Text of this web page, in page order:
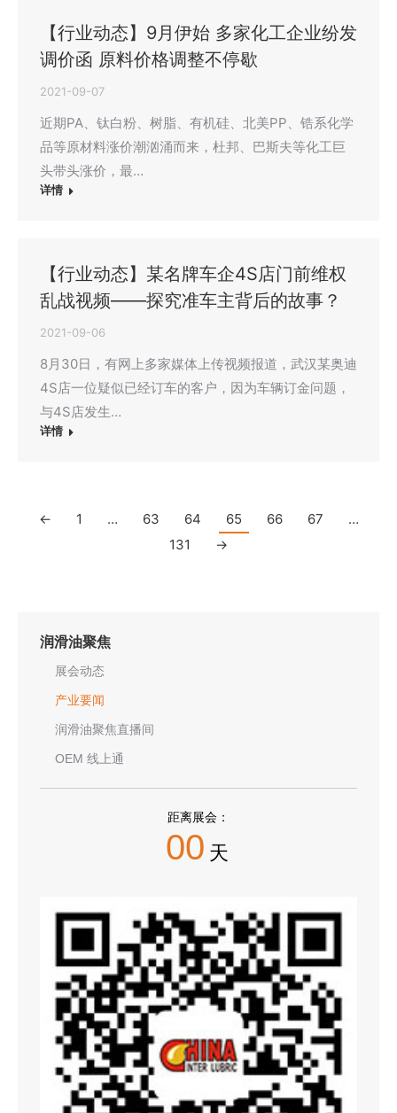
【行业动态】9月伊始 多家化工企业纷发
调价函 原料价格调整不停歇
2021-09-07
近期PA、钛白粉、树脂、有机硅、北美PP、锆系化学
品等原材料涨价潮汹涌而来，杜邦、巴斯夫等化工巨
头带头涨价，最…
详情
【行业动态】某名牌车企4S店门前维权
乱战视频——探究准车主背后的故事？
2021-09-06
8月30日，有网上多家媒体上传视频报道，武汉某奥迪
4S店一位疑似已经订车的客户，因为车辆订金问题，
与4S店发生…
详情
← 1 … 63 64 65 66 67
…
131
→
润滑油聚焦
展会动态
产业要闻
润滑油聚焦直播间
OEM 线上通
距离展会：
00 天